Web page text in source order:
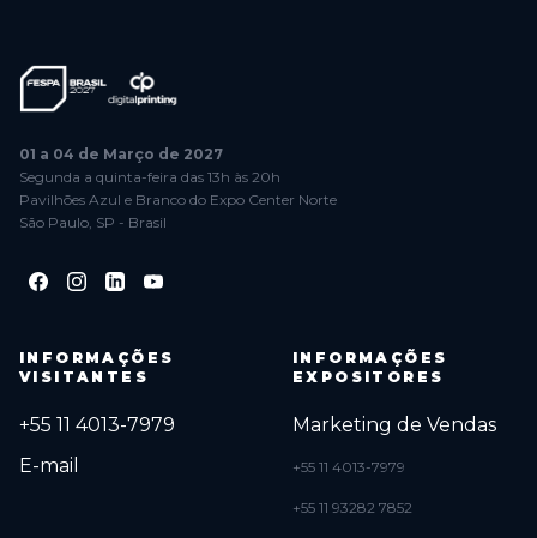
01 a 04 de Março de 2027
Segunda a quinta-feira das 13h às 20h
Pavilhões Azul e Branco do Expo Center Norte
São Paulo, SP - Brasil
INFORMAÇÕES
VISITANTES
+55 11 4013-7979
E-mail
INFORMAÇÕES
EXPOSITORES
Marketing de Vendas
+55 11 4013-7979
+55 11 93282 7852